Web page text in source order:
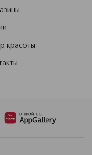
красоты